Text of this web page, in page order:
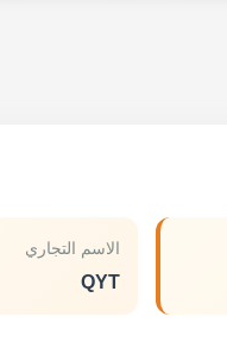
الاسم التجاري
QYT